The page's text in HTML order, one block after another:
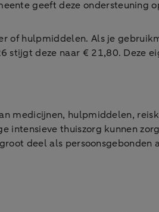
geeft deze ondersteuning
of hulpmiddelen. Als je
deze naar € 21,80. Deze
medicijnen, hulpmiddelen,
thuiszorg kunnen
deel als